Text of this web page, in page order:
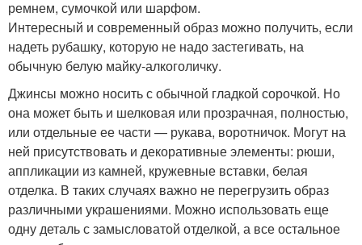
ремнем, сумочкой или шарфом.
Интересный и современный образ можно получить, если
надеть рубашку, которую не надо застегивать, на
обычную белую майку-алкоголичку.
Джинсы можно носить с обычной гладкой сорочкой. Но
она может быть и шелковая или прозрачная, полностью,
или отдельные ее части — рукава, воротничок. Могут на
ней присутствовать и декоративные элементы: рюши,
аппликации из камней, кружевные вставки, белая
отделка. В таких случаях важно не перегрузить образ
различными украшениями. Можно использовать еще
одну деталь с замысловатой отделкой, а все остальное